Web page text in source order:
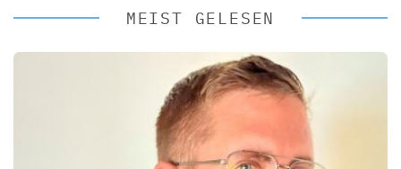
MEIST GELESEN